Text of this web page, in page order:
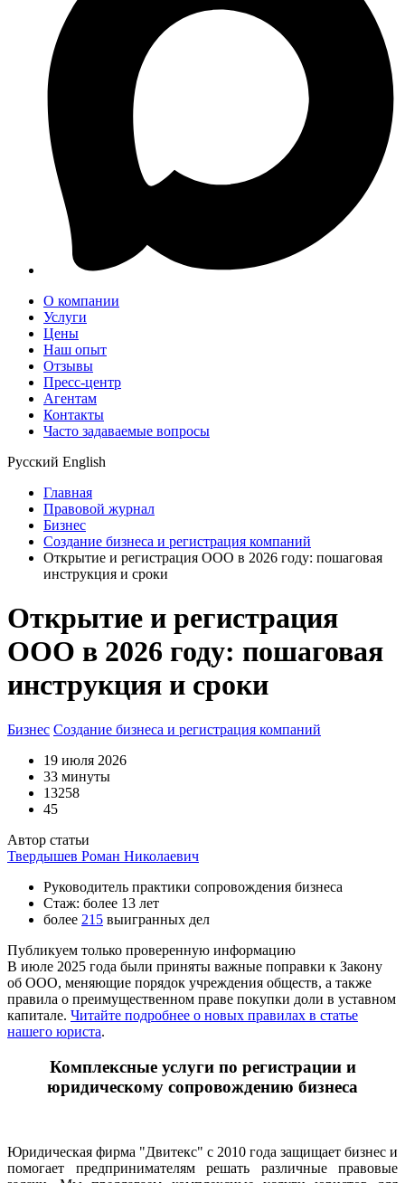
О компании
Услуги
Цены
Наш опыт
Отзывы
Пресс-центр
Агентам
Контакты
Часто задаваемые вопросы
Русский English
Главная
Правовой журнал
Бизнес
Создание бизнеса и регистрация компаний
Открытие и регистрация ООО в 2026 году: пошаговая
инструкция и сроки
Открытие и регистрация
ООО в 2026 году: пошаговая
инструкция и сроки
Бизнес Создание бизнеса и регистрация компаний
19 июля 2026
33 минуты
13258
45
Автор статьи
Твердышев Роман Николаевич
Руководитель практики сопровождения бизнеса
Стаж: более 13 лет
более 215 выигранных дел
Публикуем только проверенную информацию
В июле 2025 года были приняты важные поправки к Закону
об ООО, меняющие порядок учреждения обществ, а также
правила о преимущественном праве покупки доли в уставном
капитале. Читайте подробнее о новых правилах в статье
нашего юриста.
Комплексные услуги по регистрации и
юридическому сопровождению бизнеса
Юридическая фирма "Двитекс" с 2010 года защищает бизнес и
помогает предпринимателям решать различные правовые